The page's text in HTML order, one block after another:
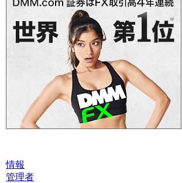
情報
管理者